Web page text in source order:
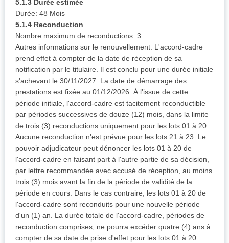
5.1.3 Durée estimée
Durée: 48 Mois
5.1.4 Reconduction
Nombre maximum de reconductions: 3
Autres informations sur le renouvellement: L'accord-cadre
prend effet à compter de la date de réception de sa
notification par le titulaire. Il est conclu pour une durée initiale
s'achevant le 30/11/2027. La date de démarrage des
prestations est fixée au 01/12/2026. À l'issue de cette
période initiale, l'accord-cadre est tacitement reconductible
par périodes successives de douze (12) mois, dans la limite
de trois (3) reconductions uniquement pour les lots 01 à 20.
Aucune reconduction n'est prévue pour les lots 21 à 23. Le
pouvoir adjudicateur peut dénoncer les lots 01 à 20 de
l'accord-cadre en faisant part à l'autre partie de sa décision,
par lettre recommandée avec accusé de réception, au moins
trois (3) mois avant la fin de la période de validité de la
période en cours. Dans le cas contraire, les lots 01 à 20 de
l'accord-cadre sont reconduits pour une nouvelle période
d'un (1) an. La durée totale de l'accord-cadre, périodes de
reconduction comprises, ne pourra excéder quatre (4) ans à
compter de sa date de prise d'effet pour les lots 01 à 20.